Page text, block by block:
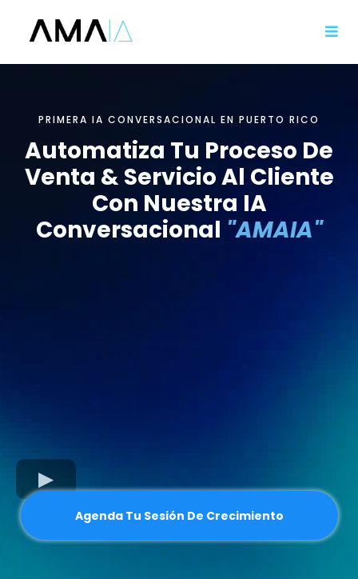
PRIMERA IA CONVERSACIONAL EN PUERTO RICO
Automatiza Tu Proceso De
Venta & Servicio Al Cliente
Con Nuestra IA
Conversacional "AMAIA"
Agenda Tu Sesión De Crecimiento